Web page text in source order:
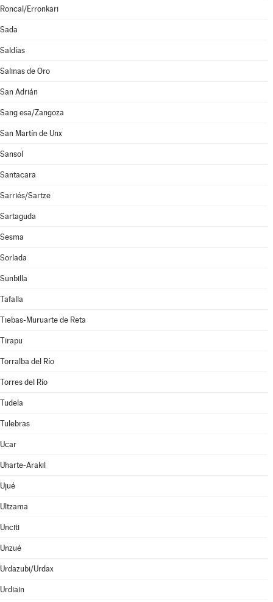
Roncal/Erronkari
Sada
Saldías
Salinas de Oro
San Adrián
Sang esa/Zangoza
San Martín de Unx
Sansol
Santacara
Sarriés/Sartze
Sartaguda
Sesma
Sorlada
Sunbilla
Tafalla
Tiebas-Muruarte de Reta
Tirapu
Torralba del Río
Torres del Río
Tudela
Tulebras
Ucar
Uharte-Arakil
Ujué
Ultzama
Unciti
Unzué
Urdazubi/Urdax
Urdiain